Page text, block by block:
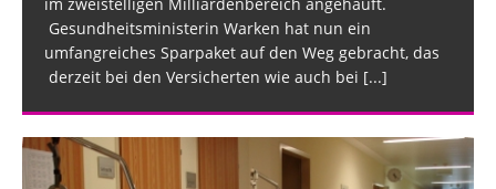
Gesundheitsministerin Warken hat nun ein
umfangreiches Sparpaket auf den Weg gebracht, das
derzeit bei den Versicherten wie auch bei [...]